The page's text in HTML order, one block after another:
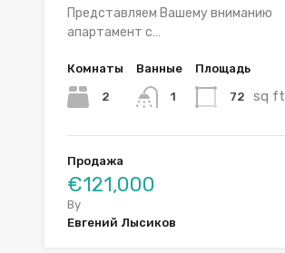
Представляем Вашему вниманию
апартамент с…
Комнаты
2
Ванные
1
Площадь
72 sq ft
Продажа
€121,000
By
Евгений Лысиков